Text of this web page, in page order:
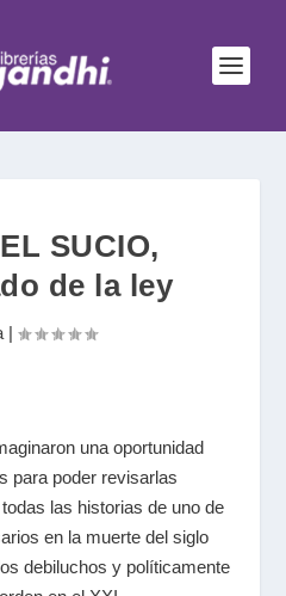
SUCIO,
de la ley
|
una oportunidad
para poder revisarlas
las historias de uno de
en la muerte del siglo
debiluchos y políticamente